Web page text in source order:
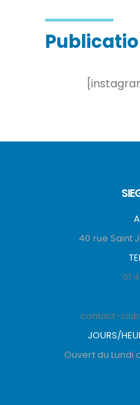
40 rue Saint
01
contact-
JOURS/
Ouvert du Lundi